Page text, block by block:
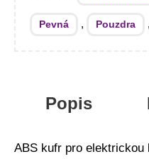
Pevná , Pouzdra ,
Popis
ABS kufr pro